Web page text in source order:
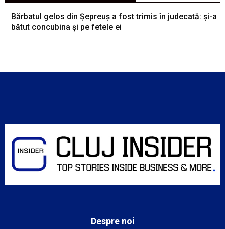
Bărbatul gelos din Șepreuș a fost trimis în judecată: și-a
bătut concubina și pe fetele ei
Despre noi